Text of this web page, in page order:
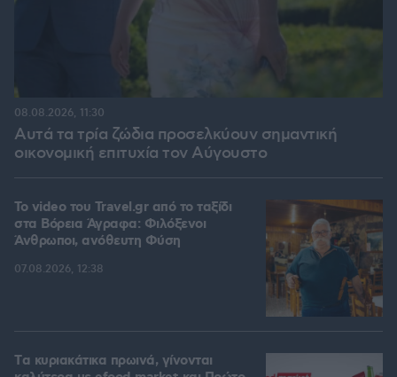
Αυτά τα τρία ζώδια προσελκύουν σημαντική
οικονομική επιτυχία τον Αύγουστο
08.08.2026, 11:30
To video του Travel.gr από το ταξίδι
στα Βόρεια Άγραφα: Φιλόξενοι
Άνθρωποι, ανόθευτη Φύση
07.08.2026, 12:38
Tα κυριακάτικα πρωινά, γίνονται